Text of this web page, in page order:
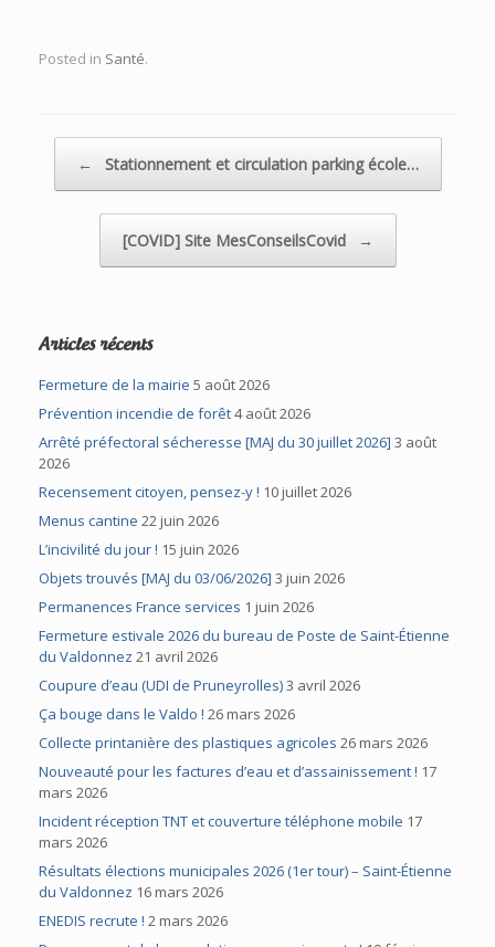
Posted in Santé.
← Stationnement et circulation parking école…
[COVID] Site MesConseilsCovid →
Articles récents
Fermeture de la mairie 5 août 2026
Prévention incendie de forêt4 août 2026
Arrêté préfectoral sécheresse [MAJ du 30 juillet 2026] 3 août
2026
Recensement citoyen, pensez-y ! 10 juillet 2026
Menus cantine 22 juin 2026
L’incivilité du jour ! 15 juin 2026
Objets trouvés [MAJ du 03/06/2026] 3 juin 2026
Permanences France services 1 juin 2026
Fermeture estivale 2026 du bureau de Poste de Saint-Étienne
du Valdonnez 21 avril 2026
Coupure d’eau (UDI de Pruneyrolles)3 avril 2026
Ça bouge dans le Valdo ! 26 mars 2026
Collecte printanière des plastiques agricoles 26 mars 2026
Nouveauté pour les factures d’eau et d’assainissement ! 17
mars 2026
Incident réception TNT et couverture téléphone mobile 17
mars 2026
Résultats élections municipales 2026 (1er tour) – Saint-Étienne
du Valdonnez 16 mars 2026
ENEDIS recrute ! 2 mars 2026